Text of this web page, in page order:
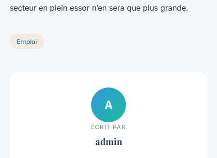
secteur en plein essor n’en sera que plus grande.
Emploi
A
ECRIT PAR
admin